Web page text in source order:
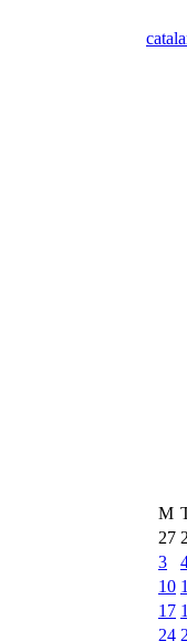
M
27
3
10
17
24